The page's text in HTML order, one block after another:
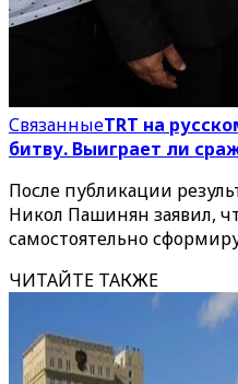
СвязанныеTRT на
битву. Выиграет ли
После публикации
Никол Пашинян заявил,
самостоятельно
ЧИТАЙТЕ ТАКЖЕ